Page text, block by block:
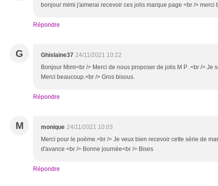
bonjour mimi j'aimerai recevoir ces jolis marque page <br />
Répondre
G Ghislaine37 24/11/2021 10:22
Bonjour Mimi<br /> Merci de nous proposer de jolis M P .<br /> Je
Merci beaucoup.<br /> Gros bisous.
Répondre
M monique 24/11/2021 10:03
Merci pour le poème.<br /> Je veux bien recevoir cette série de
d'avance <br /> Bonne journée<br /> Bises
Répondre